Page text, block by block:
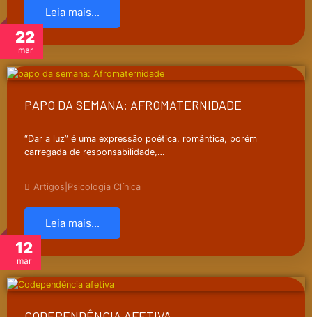
Leia mais...
22
mar
PAPO DA SEMANA: AFROMATERNIDADE
“Dar a luz” é uma expressão poética, romântica, porém
carregada de responsabilidade,…
Artigos Psicologia Clínica
Leia mais...
12
mar